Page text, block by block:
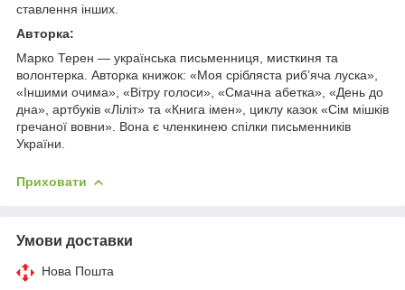
ставлення інших.
Авторка:
Марко Терен — українська письменниця, мисткиня та
волонтерка. Авторка книжок: «Моя срібляста риб’яча луска»,
«Іншими очима», «Вітру голоси», «Смачна абетка», «День до
дна», артбуків «Ліліт» та «Книга імен», циклу казок «Сім мішків
гречаної вовни». Вона є членкинею спілки письменників
України.
Приховати
Умови доставки
Нова Пошта